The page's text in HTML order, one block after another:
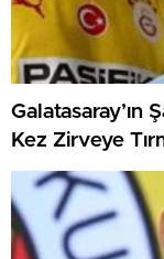
Galatasaray’ın
Kez Zirveye